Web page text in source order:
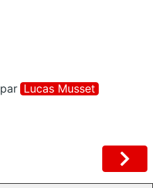
par Lucas Musset